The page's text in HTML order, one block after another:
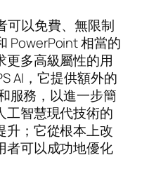
可以免費、無限制
PowerPoint 相當的
更多高級屬性的用
AI，它提供額外的
服務，以進一步簡
工智慧現代技術的
升；它從根本上改
者可以成功地優化